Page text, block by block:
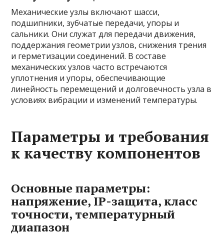
Механические узлы включают шасси,
подшипники, зубчатые передачи, упоры и
сальники. Они служат для передачи движения,
поддержания геометрии узлов, снижения трения
и герметизации соединений. В составе
механических узлов часто встречаются
уплотнения и упоры, обеспечивающие
линейность перемещений и долговечность узла в
условиях вибрации и изменений температуры.
Параметры и требования
к качеству компонентов
Основные параметры:
напряжение, IP-защита, класс
точности, температурный
диапазон